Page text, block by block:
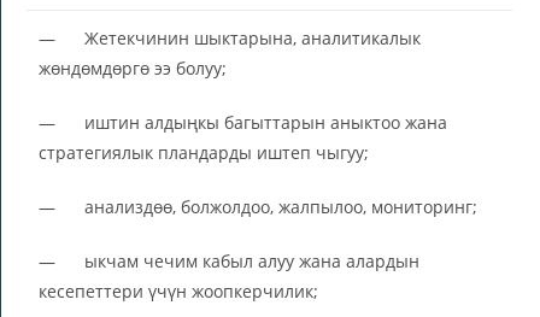
— Жетекчинин шыктарына, аналитикалык
жөндөмдөргө ээ болуу;
— иштин алдыңкы багыттарын аныктоо жана
стратегиялык пландарды иштеп чыгуу;
— анализдөө, болжолдоо, жалпылоо, мониторинг;
— ыкчам чечим кабыл алуу жана алардын
кесепеттери үчүн жоопкерчилик;